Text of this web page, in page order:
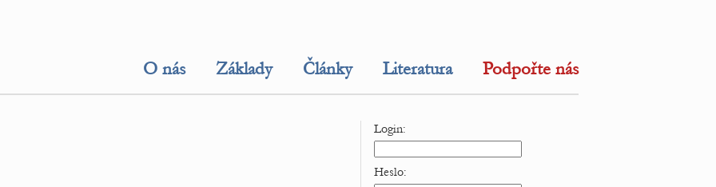
O nás Základy Články Literatura Podpořte nás
Login:
Heslo: